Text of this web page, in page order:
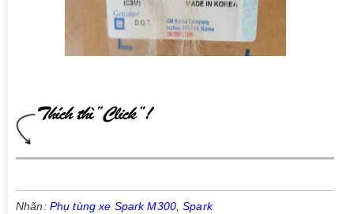
Nhãn: Phụ tùng xe Spark M300,Spark